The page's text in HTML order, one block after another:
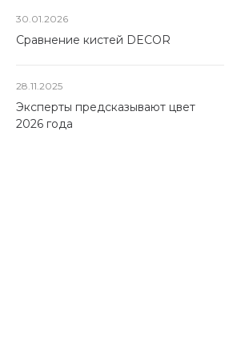
30.01.2026
Сравнение кистей DECOR
28.11.2025
Эксперты предсказывают цвет
2026 года